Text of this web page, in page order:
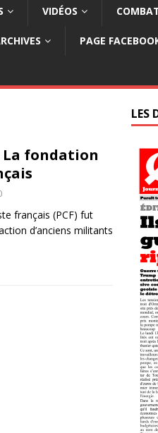
VIDÉOS
PAGE
: La fondation
français (PCF) fut
d’anciens militants
LES